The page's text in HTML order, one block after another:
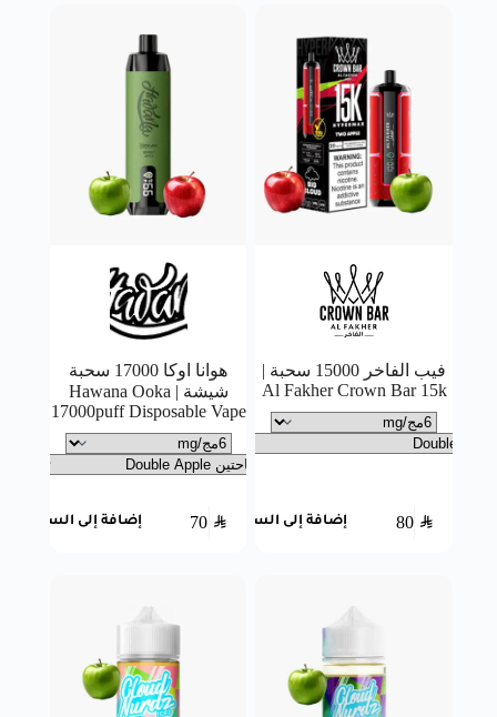
فيب الفاخر 15000 سحبة |
Al Fakher Crown Bar 15k
80 SAR إضافة إلى السلة
هوانا اوكا 17000 سحبة
شيشة | Hawana Ooka
17000puff Disposable Vape
70 SAR إضافة إلى السلة